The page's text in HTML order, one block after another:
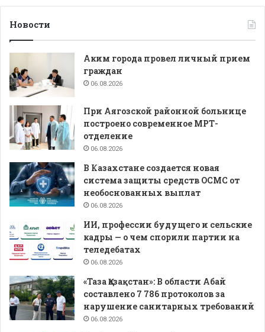
Новости
Аким города провел личный прием
граждан
06.08.2026
При Аягозской районной больнице
построено современное МРТ-
отделение
06.08.2026
В Казахстане создается новая
система защиты средств ОСМС от
необоснованных выплат
06.08.2026
ИИ, профессии будущего и сельские
кадры — о чем спорили партии на
теледебатах
06.08.2026
«Таза Қазақстан»: В области Абай
составлено 7 786 протоколов за
нарушение санитарных требований
06.08.2026